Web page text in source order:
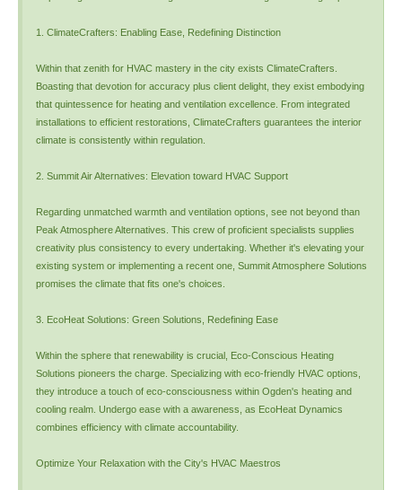
1. ClimateCrafters: Enabling Ease, Redefining Distinction
Within that zenith for HVAC mastery in the city exists ClimateCrafters.
Boasting that devotion for accuracy plus client delight, they exist embodying
that quintessence for heating and ventilation excellence. From integrated
installations to efficient restorations, ClimateCrafters guarantees the interior
climate is consistently within regulation.
2. Summit Air Alternatives: Elevation toward HVAC Support
Regarding unmatched warmth and ventilation options, see not beyond than
Peak Atmosphere Alternatives. This crew of proficient specialists supplies
creativity plus consistency to every undertaking. Whether it's elevating your
existing system or implementing a recent one, Summit Atmosphere Solutions
promises the climate that fits one's choices.
3. EcoHeat Solutions: Green Solutions, Redefining Ease
Within the sphere that renewability is crucial, Eco-Conscious Heating
Solutions pioneers the charge. Specializing with eco-friendly HVAC options,
they introduce a touch of eco-consciousness within Ogden's heating and
cooling realm. Undergo ease with a awareness, as EcoHeat Dynamics
combines efficiency with climate accountability.
Optimize Your Relaxation with the City's HVAC Maestros